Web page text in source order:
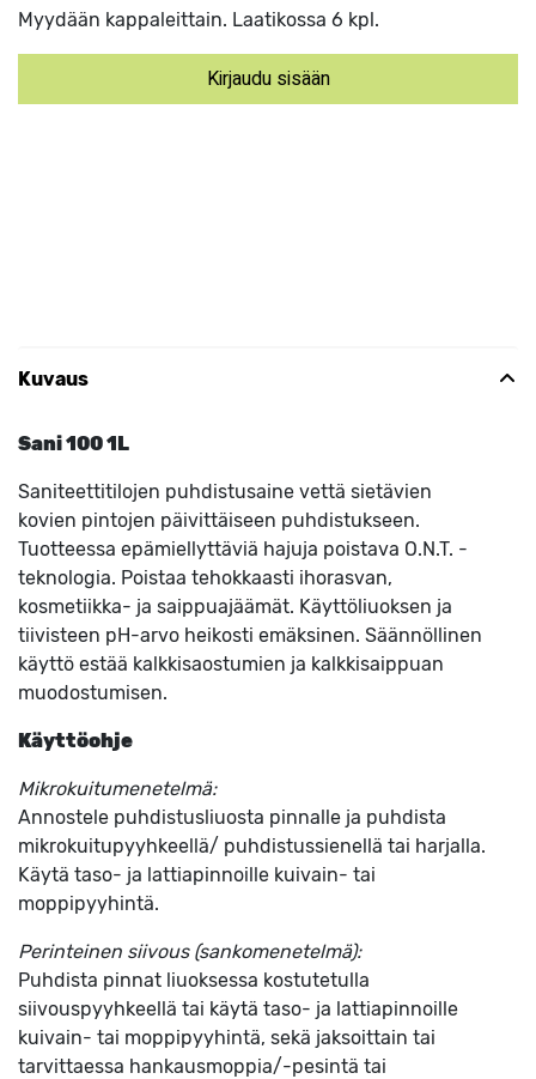
Myydään kappaleittain. Laatikossa 6 kpl.
Kirjaudu sisään
Kuvaus
Sani 100 1L
Saniteettitilojen puhdistusaine vettä sietävien
kovien pintojen päivittäiseen puhdistukseen.
Tuotteessa epämiellyttäviä hajuja poistava O.N.T. -
teknologia. Poistaa tehokkaasti ihorasvan,
kosmetiikka- ja saippuajäämät. Käyttöliuoksen ja
tiivisteen pH-arvo heikosti emäksinen. Säännöllinen
käyttö estää kalkkisaostumien ja kalkkisaippuan
muodostumisen.
Käyttöohje
Mikrokuitumenetelmä:
Annostele puhdistusliuosta pinnalle ja puhdista
mikrokuitupyyhkeellä/ puhdistussienellä tai harjalla.
Käytä taso- ja lattiapinnoille kuivain- tai
moppipyyhintä.
Perinteinen siivous (sankomenetelmä):
Puhdista pinnat liuoksessa kostutetulla
siivouspyyhkeellä tai käytä taso- ja lattiapinnoille
kuivain- tai moppipyyhintä, sekä jaksoittain tai
tarvittaessa hankausmoppia/-pesintä tai